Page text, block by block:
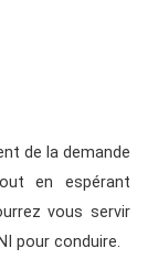
de la demande
en espérant
vous servir
pour conduire.